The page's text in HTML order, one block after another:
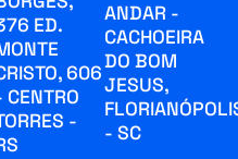
ED.
606
CENTRO
-
ANDAR -
CACHOEIRA
DO BOM
JESUS,
- SC